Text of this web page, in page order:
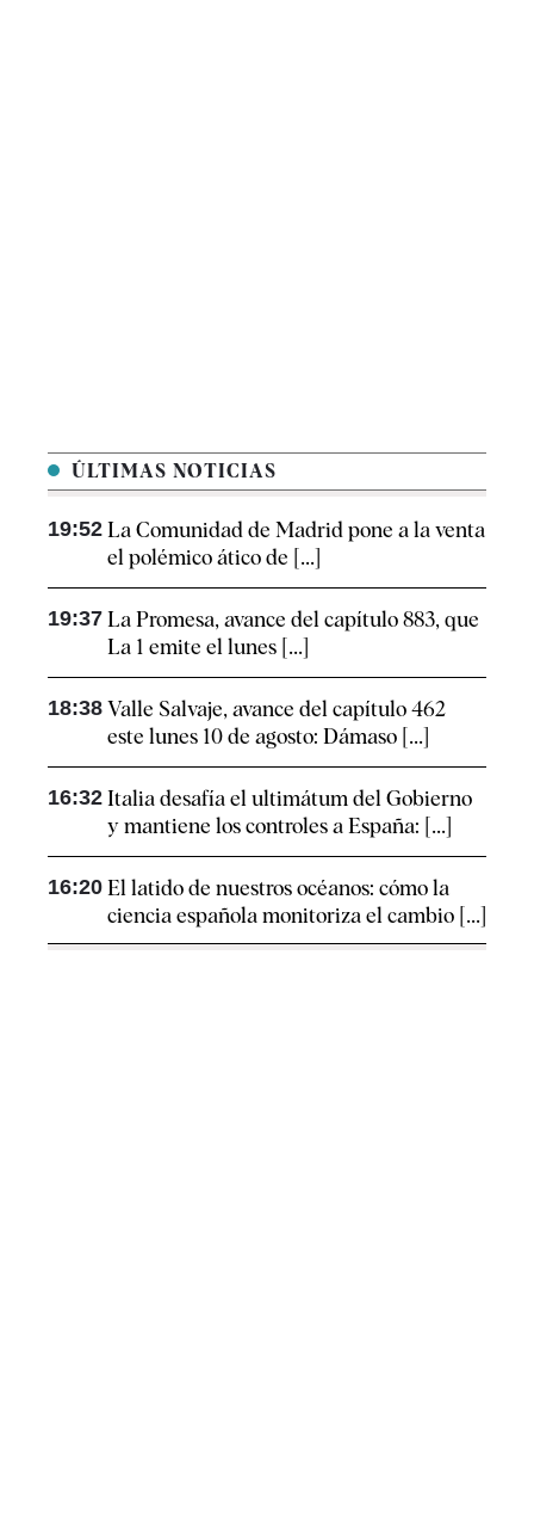
ÚLTIMAS NOTICIAS
19:52 La Comunidad de Madrid pone a la venta
el polémico ático de [...]
19:37 La Promesa, avance del capítulo 883, que
La 1 emite el lunes [...]
18:38 Valle Salvaje, avance del capítulo 462
este lunes 10 de agosto: Dámaso [...]
16:32 Italia desafía el ultimátum del Gobierno
y mantiene los controles a España: [...]
16:20 El latido de nuestros océanos: cómo la
ciencia española monitoriza el cambio [...]